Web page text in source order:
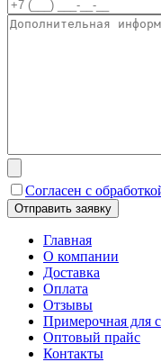
Согласен с
Главная
О компании
Доставка
Оплата
Отзывы
Примерочная для
Оптовый прайс
Контакты